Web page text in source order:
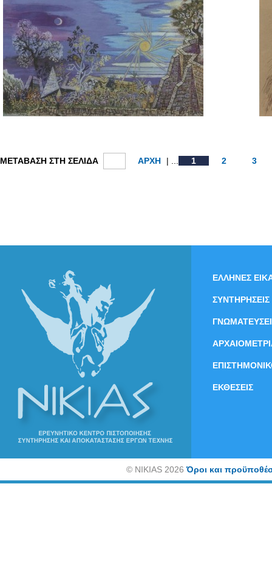
ΜΕΤΑΒΑΣΗ ΣΤΗ ΣΕΛΙΔΑ ΑΡΧΗ | ... 1 2 3
ΕΛΛΗΝΕΣ
ΣΥΝΤΗΡΗΣΕΙΣ
ΕΚΘΕΣΕΙΣ
©NIKIAS 2026Όροι και